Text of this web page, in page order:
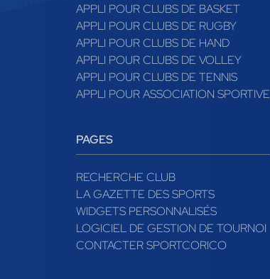
APPLI POUR CLUBS DE BASKET
APPLI POUR CLUBS DE RUGBY
APPLI POUR CLUBS DE HAND
APPLI POUR CLUBS DE VOLLEY
APPLI POUR CLUBS DE TENNIS
APPLI POUR ASSOCIATION SPORTIVE
PAGES
RECHERCHE CLUB
LA GAZETTE DES SPORTS
WIDGETS PERSONNALISÉS
LOGICIEL DE GESTION DE TOURNOI
CONTACTER SPORTCORICO